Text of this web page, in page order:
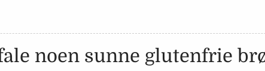
noen sunne glutenfrie